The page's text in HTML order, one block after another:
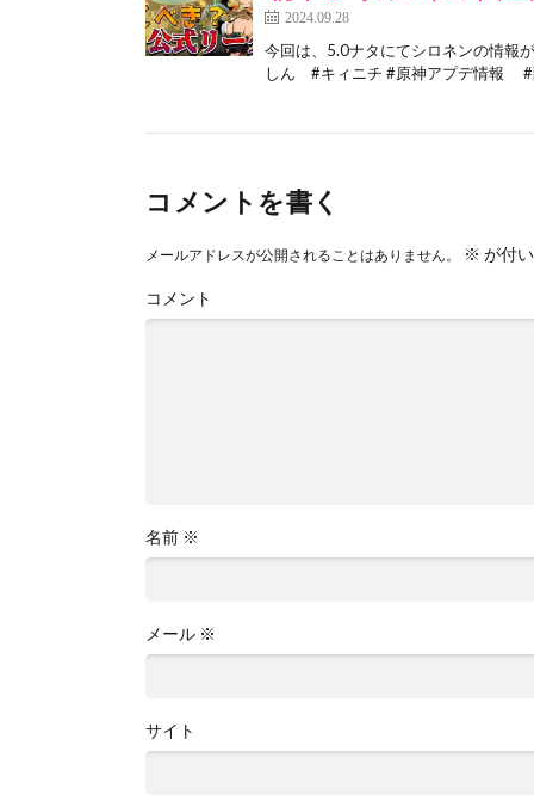
2024.09.28
今回は、5.0ナタにてシロネンの情報
しん #キィニチ #原神アプデ情報
コメントを書く
メールアドレスが公開されることはありません。 ※ が付
コメント
名前 ※
メール ※
サイト